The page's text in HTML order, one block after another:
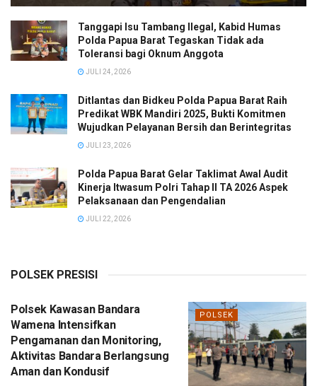
Tanggapi Isu Tambang Ilegal, Kabid Humas
Polda Papua Barat Tegaskan Tidak ada
Toleransi bagi Oknum Anggota
JULI 24, 2026
Ditlantas dan Bidkeu Polda Papua Barat Raih
Predikat WBK Mandiri 2025, Bukti Komitmen
Wujudkan Pelayanan Bersih dan Berintegritas
JULI 23, 2026
Polda Papua Barat Gelar Taklimat Awal Audit
Kinerja Itwasum Polri Tahap II TA 2026 Aspek
Pelaksanaan dan Pengendalian
JULI 22, 2026
POLSEK PRESISI
POLSEK
Polsek Kawasan Bandara
Wamena Intensifkan
Pengamanan dan Monitoring,
Aktivitas Bandara Berlangsung
Aman dan Kondusif